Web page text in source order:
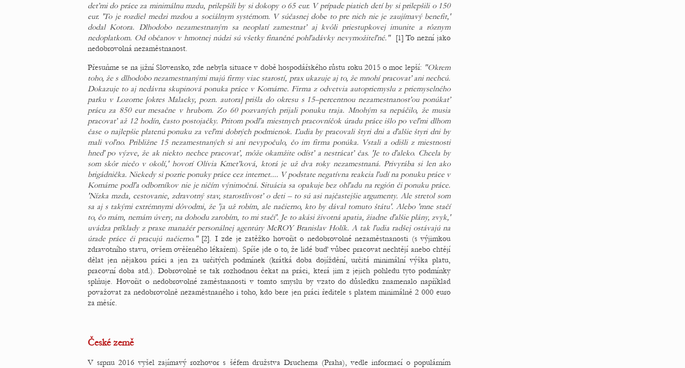
deťmi do práce za minimálnu mzdu, prilepšili by si dokopy o 65 eur. V prípade piatich detí by si prilepšili o 150
eur. 'To je rozdiel medzi mzdou a sociálnym systémom. V súčasnej dobe to pre nich nie je zaujímavý benefit,'
dodal Kotora. Dlhodobo nezamestnaným sa neoplatí zamestnať aj kvôli priestupkovej imunite a rôznym
nedoplatkom. Od občanov v hmotnej núdzi sú všetky finančné pohľadávky nevymožiteľné."[1] To nezní jako
nedobrovolná nezaměstnanost.
Přesuňme se na jižní Slovensko, zde nebyla situace v době hospodářského růstu roku 2015 o moc lepší: "Okrem
toho, že s dlhodobo nezamestnanými majú firmy viac starostí, prax ukazuje aj to, že mnohí pracovať ani nechcú.
Dokazuje to aj nedávna skupinová ponuka práce v Komárne. Firma z odvetvia autopriemyslu z priemyselného
parku v Lozorne [okres Malacky, pozn. autora] prišla do okresu s 15–percentnou nezamestnanosťou ponúkať
prácu za 850 eur mesačne v hrubom. Zo 60 pozvaných prijali ponuku traja. Mnohým sa nepáčilo, že musia
pracovať až 12 hodín, často postojačky. Pritom podľa miestnych pracovníčok úradu práce išlo po veľmi dlhom
čase o najlepšie platenú ponuku za veľmi dobrých podmienok. Ľudia by pracovali štyri dni a ďalšie štyri dni by
mali voľno. Približne 15 nezamestnaných si ani nevypočulo, čo im firma ponúka. Vstali a odišli z miestnosti
hneď po výzve, že ak niekto nechce pracovať, môže okamžite odísť a nestrácať čas. 'Je to ďaleko. Chcela by
som skôr niečo v okolí,' hovorí Olívia Kmeťková, ktorá je už dva roky nezamestnaná. Privyrába si len ako
brigádnička. Niekedy si pozrie ponuky práce cez internet.... V podstate negatívna reakcia ľudí na ponuku práce v
Komárne podľa odborníkov nie je ničím výnimočná. Situácia sa opakuje bez ohľadu na región či ponuku práce.
'Nízka mzda, cestovanie, zdravotný stav, starostlivosť o deti – to sú asi najčastejšie argumenty. Ale stretol som
sa aj s takými extrémnymi dôvodmi, že 'ja už robím, ale načierno, kto by dával tomuto štátu'. Alebo 'mne stačí
to, čo mám, nemám úvery, na dohodu zarobím, to mi stačí'. Je to akási životná apatia, žiadne ďalšie plány, zvyk,'
uvádza príklady z praxe manažér personálnej agentúry McROY Branislav Holík. A tak ľudia radšej ostávajú na
úrade práce či pracujú načierno."[2]. I zde je zatěžko hovořit o nedobrovolné nezaměstnanosti (s výjimkou
zdravotního stavu, ovšem ověřeného lékařem). Spíše jde o to, že lidé buď vůbec pracovat nechtějí anebo chtějí
dělat jen nějakou práci a jen za určitých podmínek (krátká doba dojíždění, určitá minimální výška platu,
pracovní doba atd.). Dobrovolně se tak rozhodnou čekat na práci, která jim z jejich pohledu tyto podmínky
splňuje. Hovořit o nedobrovolné zaměstnanosti v tomto smyslu by vzato do důsledku znamenalo například
považovat za nedobrovolně nezaměstnaného i toho, kdo bere jen práci ředitele s platem minimálně 2 000 euro
za měsíc.
České země
V srpnu 2016 vyšel zajímavý rozhovor s šéfem družstva Druchema (Praha), vedle informací o populárním